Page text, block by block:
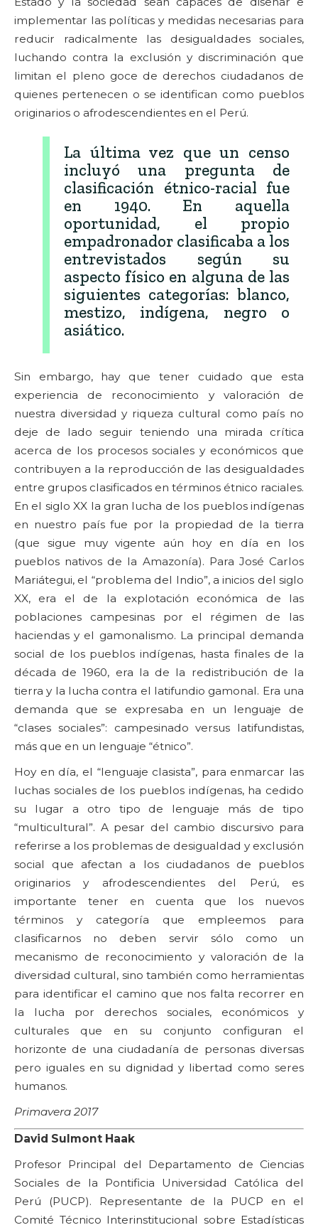
implementar las políticas y medidas necesarias para
reducir radicalmente las desigualdades sociales,
luchando contra la exclusión y discriminación que
limitan el pleno goce de derechos ciudadanos de
quienes pertenecen o se identifican como pueblos
originarios o afrodescendientes en el Perú.
La última vez que un censo
incluyó una pregunta de
clasificación étnico-racial fue
en 1940. En aquella
oportunidad, el propio
empadronador clasificaba a los
entrevistados según su
aspecto físico en alguna de las
siguientes categorías: blanco,
mestizo, indígena, negro o
asiático.
Sin embargo, hay que tener cuidado que esta
experiencia de reconocimiento y valoración de
nuestra diversidad y riqueza cultural como país no
deje de lado seguir teniendo una mirada crítica
acerca de los procesos sociales y económicos que
contribuyen a la reproducción de las desigualdades
entre grupos clasificados en términos étnico raciales.
En el siglo XX la gran lucha de los pueblos indígenas
en nuestro país fue por la propiedad de la tierra
(que sigue muy vigente aún hoy en día en los
pueblos nativos de la Amazonía). Para José Carlos
Mariátegui, el “problema del Indio”, a inicios del siglo
XX, era el de la explotación económica de las
poblaciones campesinas por el régimen de las
haciendas y el gamonalismo. La principal demanda
social de los pueblos indígenas, hasta finales de la
década de 1960, era la de la redistribución de la
tierra y la lucha contra el latifundio gamonal. Era una
demanda que se expresaba en un lenguaje de
“clases sociales”: campesinado versus latifundistas,
más que en un lenguaje “étnico”.
Hoy en día, el “lenguaje clasista”, para enmarcar las
luchas sociales de los pueblos indígenas, ha cedido
su lugar a otro tipo de lenguaje más de tipo
“multicultural”. A pesar del cambio discursivo para
referirse a los problemas de desigualdad y exclusión
social que afectan a los ciudadanos de pueblos
originarios y afrodescendientes del Perú, es
importante tener en cuenta que los nuevos
términos y categoría que empleemos para
clasificarnos no deben servir sólo como un
mecanismo de reconocimiento y valoración de la
diversidad cultural, sino también como herramientas
para identificar el camino que nos falta recorrer en
la lucha por derechos sociales, económicos y
culturales que en su conjunto configuran el
horizonte de una ciudadanía de personas diversas
pero iguales en su dignidad y libertad como seres
humanos.
Primavera 2017
David Sulmont Haak
Profesor Principal del Departamento de Ciencias
Sociales de la Pontificia Universidad Católica del
Perú (PUCP). Representante de la PUCP en el
Comité Técnico Interinstitucional sobre Estadísticas